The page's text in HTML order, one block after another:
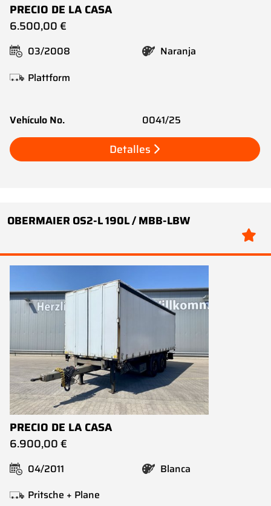
PRECIO DE LA CASA
6.500,00 €
03/2008
Naranja
Plattform
Vehículo No. 0041/25
Detalles
OBERMAIER OS2-L 190L / MBB-LBW
PRECIO DE LA CASA
6.900,00 €
04/2011
Blanca
Pritsche + Plane